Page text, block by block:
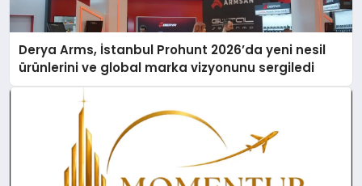
Derya Arms, İstanbul Prohunt 2026’da yeni nesil
ürünlerini ve global marka vizyonunu sergiledi